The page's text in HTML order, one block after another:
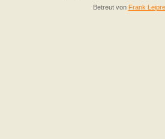
Betreut von Frank